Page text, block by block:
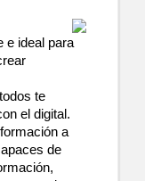
e ideal para
te
el digital.
a
de